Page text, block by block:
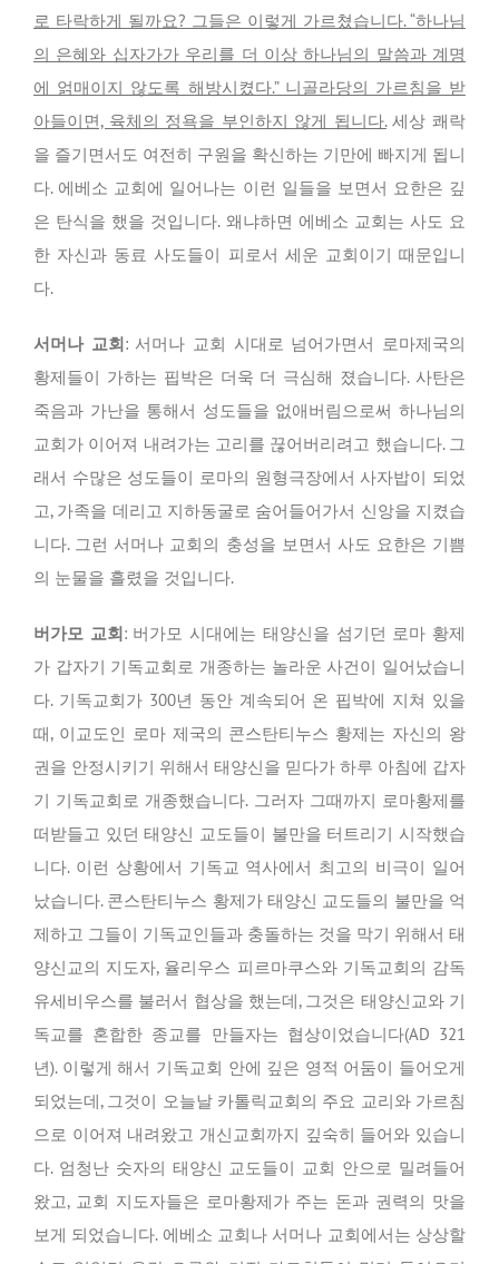
로 타락하게 될까요? 그들은 이렇게 가르쳤습니다. “하나님
의 은혜와 십자가가 우리를 더 이상 하나님의 말씀과 계명
에 얽매이지 않도록 해방시켰다.” 니골라당의 가르침을 받
아들이면, 육체의 정욕을 부인하지 않게 됩니다.세상 쾌락
을 즐기면서도 여전히 구원을 확신하는 기만에 빠지게 됩니
다. 에베소 교회에 일어나는 이런 일들을 보면서 요한은 깊
은 탄식을 했을 것입니다. 왜냐하면 에베소 교회는 사도 요
한 자신과 동료 사도들이 피로서 세운 교회이기 때문입니
다.
서머나 교회 : 서머나 교회 시대로 넘어가면서 로마제국의
황제들이 가하는 핍박은 더욱 더 극심해 졌습니다. 사탄은
죽음과 가난을 통해서 성도들을 없애버림으로써 하나님의
교회가 이어져 내려가는 고리를 끊어버리려고 했습니다. 그
래서 수많은 성도들이 로마의 원형극장에서 사자밥이 되었
고, 가족을 데리고 지하동굴로 숨어들어가서 신앙을 지켰습
니다. 그런 서머나 교회의 충성을 보면서 사도 요한은 기쁨
의 눈물을 흘렸을 것입니다.
버가모 교회 : 버가모 시대에는 태양신을 섬기던 로마 황제
가 갑자기 기독교회로 개종하는 놀라운 사건이 일어났습니
다. 기독교회가 300년 동안 계속되어 온 핍박에 지쳐 있을
때, 이교도인 로마 제국의 콘스탄티누스 황제는 자신의 왕
권을 안정시키기 위해서 태양신을 믿다가 하루 아침에 갑자
기 기독교회로 개종했습니다. 그러자 그때까지 로마황제를
떠받들고 있던 태양신 교도들이 불만을 터트리기 시작했습
니다. 이런 상황에서 기독교 역사에서 최고의 비극이 일어
났습니다. 콘스탄티누스 황제가 태양신 교도들의 불만을 억
제하고 그들이 기독교인들과 충돌하는 것을 막기 위해서 태
양신교의 지도자, 율리우스 피르마쿠스와 기독교회의 감독
유세비우스를 불러서 협상을 했는데, 그것은 태양신교와 기
독교를 혼합한 종교를 만들자는 협상이었습니다(AD 321
년). 이렇게 해서 기독교회 안에 깊은 영적 어둠이 들어오게
되었는데, 그것이 오늘날 카톨릭교회의 주요 교리와 가르침
으로 이어져 내려왔고 개신교회까지 깊숙히 들어와 있습니
다. 엄청난 숫자의 태양신 교도들이 교회 안으로 밀려들어
왔고, 교회 지도자들은 로마황제가 주는 돈과 권력의 맛을
보게 되었습니다. 에베소 교회나 서머나 교회에서는 상상할